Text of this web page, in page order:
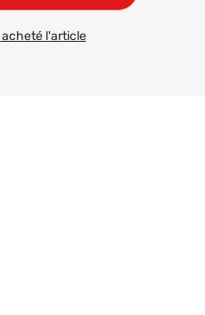
acheté l'article